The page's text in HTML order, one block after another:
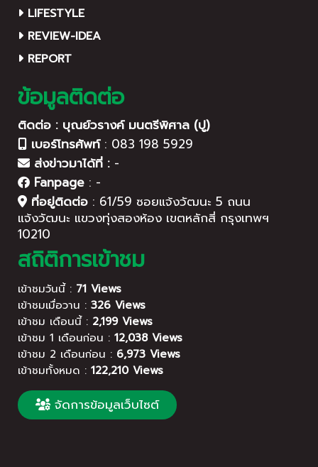
LIFESTYLE
REVIEW-IDEA
REPORT
ข้อมูลติดต่อ
ติดต่อ : บุณย์วรางค์ มนตรีพิศาล (ปู)
เบอร์โทรศัพท์: 083 198 5929
ส่งข่าวมาได้ที่ : -
Fanpage : -
ที่อยู่ติดต่อ : 61/59 ซอยแจ้งวัฒนะ 5 ถนน
แจ้งวัฒนะ แขวงทุ่งสองห้อง เขตหลักสี่ กรุงเทพฯ
10210
สถิติการเข้าชม
เข้าชมวันนี้ : 71 Views
เข้าชมเมื่อวาน : 326 Views
เข้าชม เดือนนี้ : 2,199 Views
เข้าชม 1 เดือนก่อน : 12,038 Views
เข้าชม 2 เดือนก่อน : 6,973 Views
เข้าชมทั้งหมด : 122,210 Views
จัดการข้อมูลเว็บไซต์